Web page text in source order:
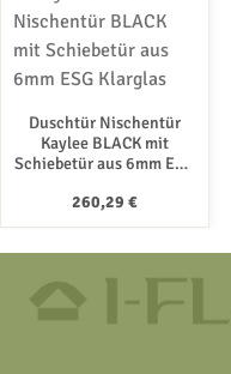
Duschtür Nischentür
Kaylee BLACK mit
Schiebetür aus 6mm ESG
Regulärer Preis:
260,29 €